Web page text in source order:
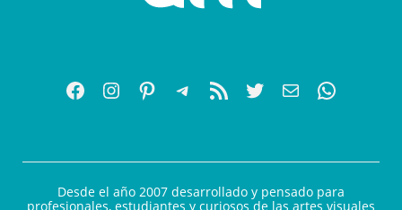
Desde el año 2007 desarrollado y pensado para
profesionales, estudiantes y curiosos de las artes visuales